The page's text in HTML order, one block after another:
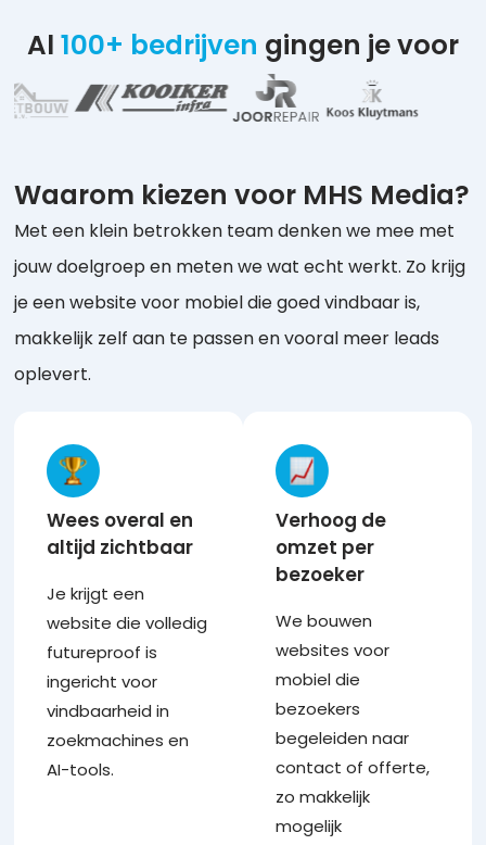
Al 100+ bedrijven gingen je voor
Waarom kiezen voor MHS Media?
Met een klein betrokken team denken we mee met
jouw doelgroep en meten we wat echt werkt. Zo krijg
je een website voor mobiel die goed vindbaar is,
makkelijk zelf aan te passen en vooral meer leads
oplevert.
Wees overal en
altijd zichtbaar
Je krijgt een
website die volledig
futureproof is
ingericht voor
vindbaarheid in
zoekmachines en
AI-tools.
Verhoog de
omzet per
bezoeker​
We bouwen
websites voor
mobiel die
bezoekers
begeleiden naar
contact of offerte,
zo makkelijk
mogelijk